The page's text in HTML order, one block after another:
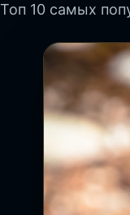
Топ 10 самых